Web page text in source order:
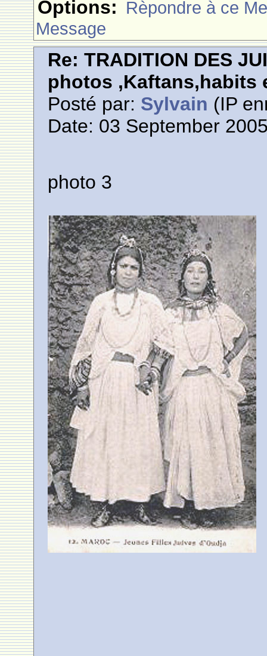
Options: Rèpondre à ce
Message
Re: TRADITION DES
photos ,Kaftans,habits
Posté par: Sylvain (IP
Date: 03 September
photo 3